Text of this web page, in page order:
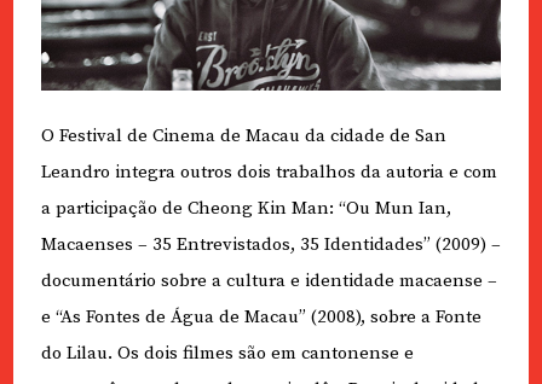
O Festival de Cinema de Macau da cidade de San
Leandro integra outros dois trabalhos da autoria e com
a participação de Cheong Kin Man: “Ou Mun Ian,
Macaenses – 35 Entrevistados, 35 Identidades” (2009) –
documentário sobre a cultura e identidade macaense –
e “As Fontes de Água de Macau” (2008), sobre a Fonte
do Lilau. Os dois filmes são em cantonense e